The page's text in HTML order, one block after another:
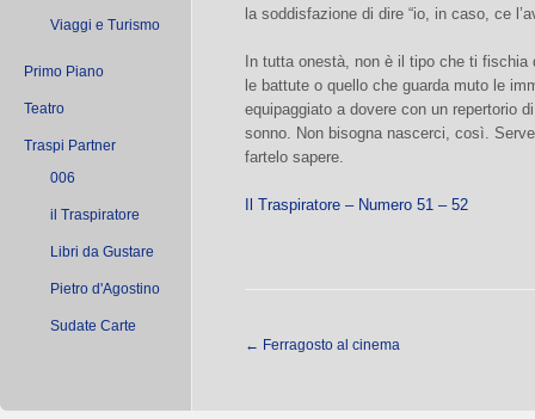
Viaggi e Turismo
Primo Piano
Teatro
Traspi Partner
006
il Traspiratore
Libri da Gustare
Pietro d'Agostino
Sudate Carte
la soddisfazione di dire “io, in caso, ce
In tutta onestà, non è il tipo che ti
le battute o quello che guarda muto le
equipaggiato a dovere con un repertorio
sonno. Non bisogna nascerci, così.
fartelo sapere.
Il Traspiratore – Numero 51 – 52
← Ferragosto al cinema